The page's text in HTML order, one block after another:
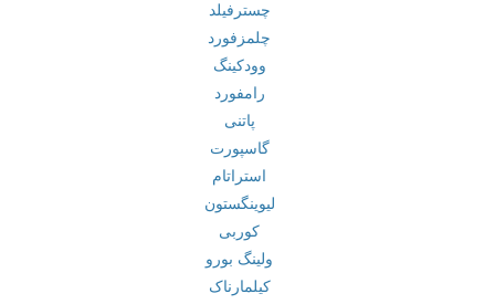
چسترفیلد
چلمزفورد
وودکینگ
رامفورد
پاتنی
گاسپورت
استراتام
لیوینگستون
کوربی
ولینگ بورو
کیلمارناک